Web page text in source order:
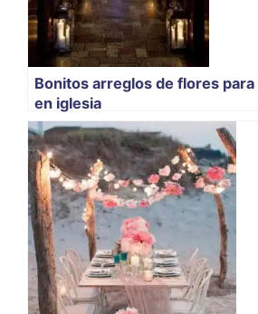
Bonitos arreglos de flores para
en iglesia